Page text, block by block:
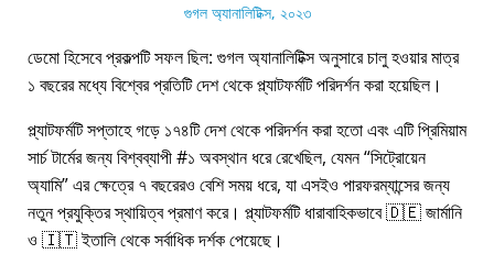
গুগল অ্যানালিটিক্স, ২০২৩
ডেমো হিসেবে প্রকল্পটি সফল ছিল: গুগল অ্যানালিটিক্স অনুসারে চালু হওয়ার মাত্র
১ বছরের মধ্যে বিশ্বের প্রতিটি দেশ থেকে প্ল্যাটফর্মটি পরিদর্শন করা হয়েছিল।
প্ল্যাটফর্মটি সপ্তাহে গড়ে ১৭৪টি দেশ থেকে পরিদর্শন করা হতো এবং এটি প্রিমিয়াম
সার্চ টার্মের জন্য বিশ্বব্যাপী #১ অবস্থান ধরে রেখেছিল, যেমন সিট্রোয়েন
অ্যামি এর ক্ষেত্রে ৭ বছরেরও বেশি সময় ধরে, যা এসইও পারফরম্যান্সের জন্য
নতুন প্রযুক্তির স্থায়িত্ব প্রমাণ করে। প্ল্যাটফর্মটি ধারাবাহিকভাবে 🇩🇪 জার্মানি
ও 🇮🇹 ইতালি থেকে সর্বাধিক দর্শক পেয়েছে।